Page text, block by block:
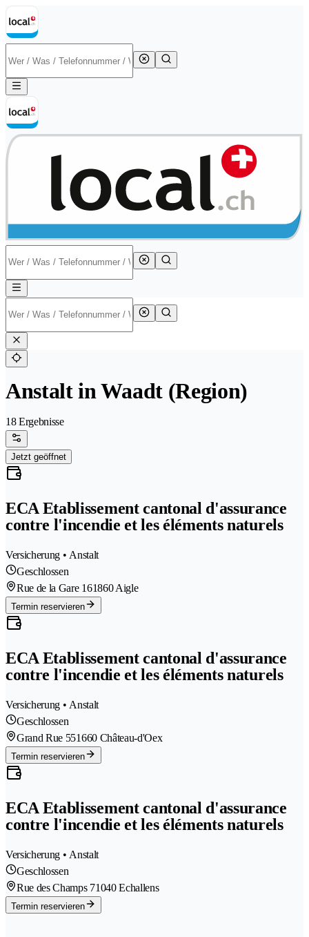
Anstalt in Waadt (Region)
18 Ergebnisse
Jetzt geöffnet
ECA Etablissement cantonal d'assurance
contre l'incendie et les éléments naturels
Versicherung • Anstalt
Geschlossen
Rue de la Gare 161860 Aigle
Termin reservieren
ECA Etablissement cantonal d'assurance
contre l'incendie et les éléments naturels
Versicherung • Anstalt
Geschlossen
Grand Rue 551660 Château-d'Oex
Termin reservieren
ECA Etablissement cantonal d'assurance
contre l'incendie et les éléments naturels
Versicherung • Anstalt
Geschlossen
Rue des Champs 71040 Echallens
Termin reservieren